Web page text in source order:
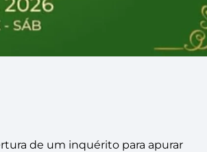
de um inquérito para apurar